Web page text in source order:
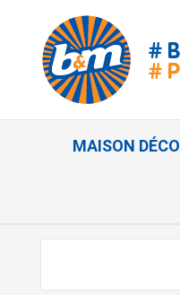
MAISON DÉCO